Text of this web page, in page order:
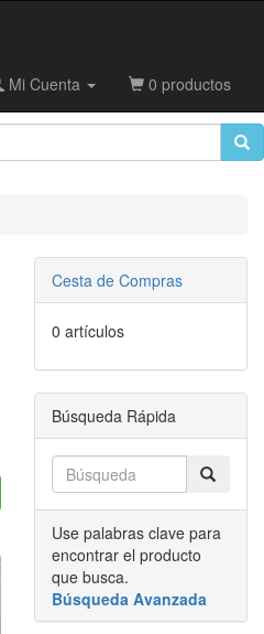
Mi Cuenta 0 productos
Cesta de Compras
0 artículos
Búsqueda Rápida
Use palabras clave para
encontrar el producto
que busca.
Búsqueda Avanzada